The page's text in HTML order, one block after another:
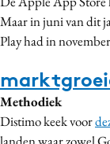
Maar in juni van dit
Play had in
Methodiek
Distimo keek voor